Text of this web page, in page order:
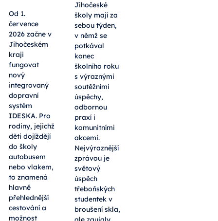
Od 1.
července
2026 začne v
Jihočeském
kraji
fungovat
nový
integrovaný
dopravní
systém
IDESKA. Pro
rodiny, jejichž
děti dojíždějí
do školy
autobusem
nebo vlakem,
to znamená
hlavně
přehlednější
cestování a
možnost
Jihočeské
školy mají za
sebou týden,
v němž se
potkával
konec
školního roku
s výraznými
soutěžními
úspěchy,
odbornou
praxí i
komunitními
akcemi.
Nejvýraznější
zprávou je
světový
úspěch
třeboňských
studentek v
broušení skla,